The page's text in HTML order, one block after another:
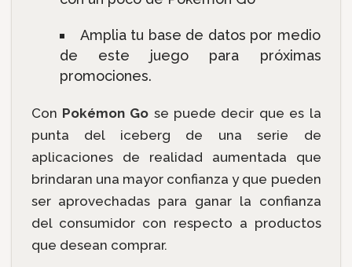
Amplia tu base de datos por medio
de este juego para próximas
promociones.
Con Pokémon Go se puede decir que es la
punta del iceberg de una serie de
aplicaciones de realidad aumentada que
brindaran una mayor confianza y que pueden
ser aprovechadas para ganar la confianza
del consumidor con respecto a productos
que desean comprar.